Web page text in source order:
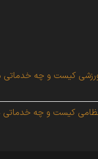
کیست و چه خدماتی
کیست و چه خدماتی